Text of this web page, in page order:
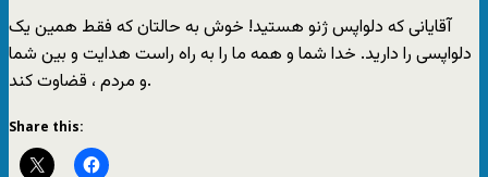
آقایانی که دلواپس ژنو هستید! خوش به حالتان که فقط همین یک
دلواپسی را دارید. خدا شما و همه ما را به راه راست هدایت و بین شما
و مردم ، قضاوت کند.
Share this: